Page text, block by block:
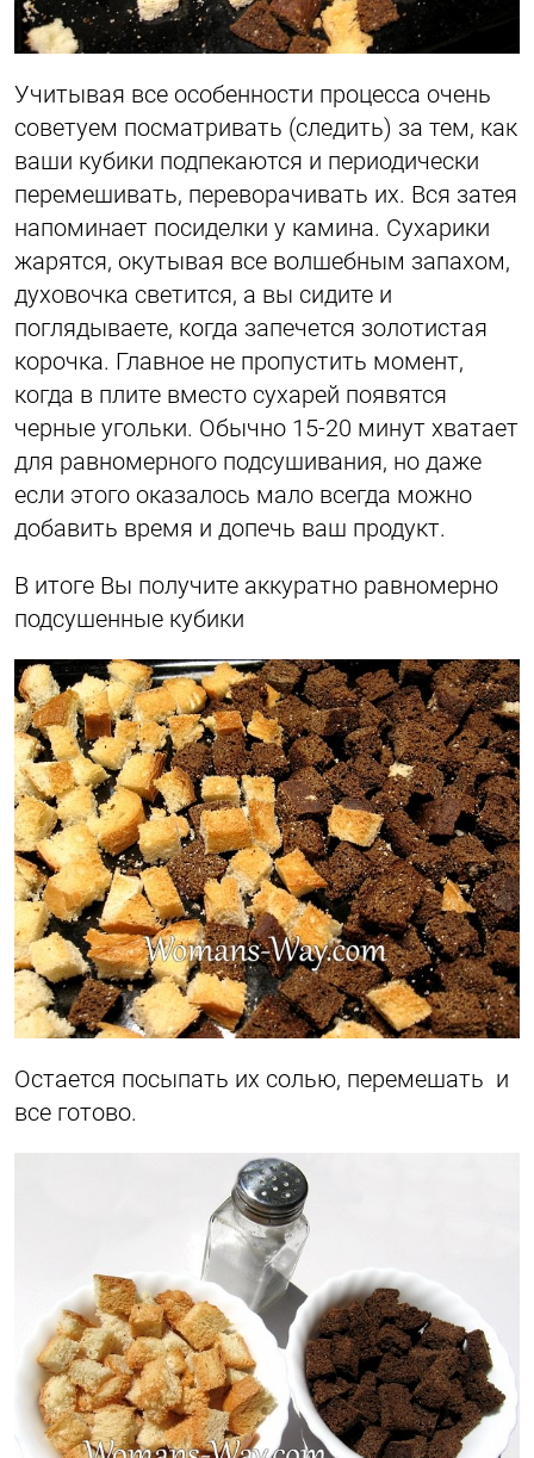
Учитывая все особенности процесса очень
советуем посматривать (следить) за тем, как
ваши кубики подпекаются и периодически
перемешивать, переворачивать их. Вся затея
напоминает посиделки у камина. Сухарики
жарятся, окутывая все волшебным запахом,
духовочка светится, а вы сидите и
поглядываете, когда запечется золотистая
корочка. Главное не пропустить момент,
когда в плите вместо сухарей появятся
черные угольки. Обычно 15-20 минут хватает
для равномерного подсушивания, но даже
если этого оказалось мало всегда можно
добавить время и допечь ваш продукт.
В итоге Вы получите аккуратно равномерно
подсушенные кубики
Остается посыпать их солью, перемешать и
все готово.